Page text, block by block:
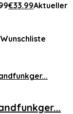
€33.99Aktueller